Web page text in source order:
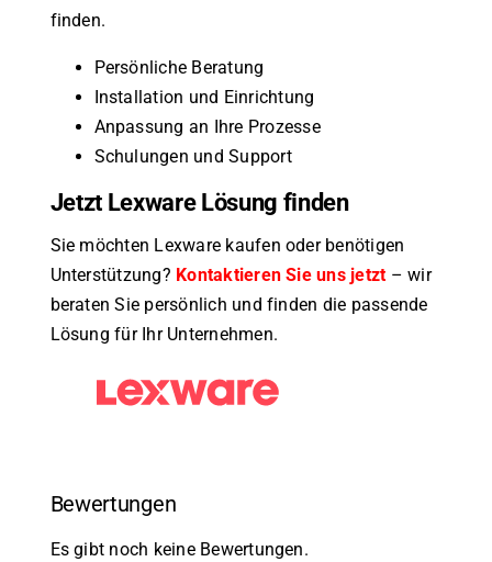
finden.
Persönliche Beratung
Installation und Einrichtung
Anpassung an Ihre Prozesse
Schulungen und Support
Jetzt Lexware Lösung finden
Sie möchten Lexware kaufen oder benötigen
Unterstützung? Kontaktieren Sie uns jetzt – wir
beraten Sie persönlich und finden die passende
Lösung für Ihr Unternehmen.
Bewertungen
Es gibt noch keine Bewertungen.